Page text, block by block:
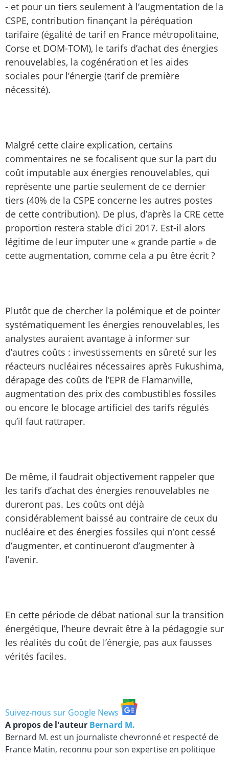
- et pour un tiers seulement à l’augmentation de la
CSPE, contribution finançant la péréquation
tarifaire (égalité de tarif en France métropolitaine,
Corse et DOM-TOM), le tarifs d’achat des énergies
renouvelables, la cogénération et les aides
sociales pour l’énergie (tarif de première
nécessité).
Malgré cette claire explication, certains
commentaires ne se focalisent que sur la part du
coût imputable aux énergies renouvelables, qui
représente une partie seulement de ce dernier
tiers (40% de la CSPE concerne les autres postes
de cette contribution). De plus, d’après la CRE cette
proportion restera stable d’ici 2017. Est-il alors
légitime de leur imputer une « grande partie » de
cette augmentation, comme cela a pu être écrit ?
Plutôt que de chercher la polémique et de pointer
systématiquement les énergies renouvelables, les
analystes auraient avantage à informer sur
d’autres coûts : investissements en sûreté sur les
réacteurs nucléaires nécessaires après Fukushima,
dérapage des coûts de l’EPR de Flamanville,
augmentation des prix des combustibles fossiles
ou encore le blocage artificiel des tarifs régulés
qu’il faut rattraper.
De même, il faudrait objectivement rappeler que
les tarifs d’achat des énergies renouvelables ne
dureront pas. Les coûts ont déjà
considérablement baissé au contraire de ceux du
nucléaire et des énergies fossiles qui n’ont cessé
d’augmenter, et continueront d’augmenter à
l’avenir.
En cette période de débat national sur la transition
énergétique, l’heure devrait être à la pédagogie sur
les réalités du coût de l’énergie, pas aux fausses
vérités faciles.
Suivez-nous sur Google News
A propos de l'auteur Bernard M.
Bernard M. est un journaliste chevronné et respecté de
France Matin, reconnu pour son expertise en politique